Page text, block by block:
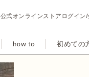
公式オンラインストア ログイン
how to 初めての